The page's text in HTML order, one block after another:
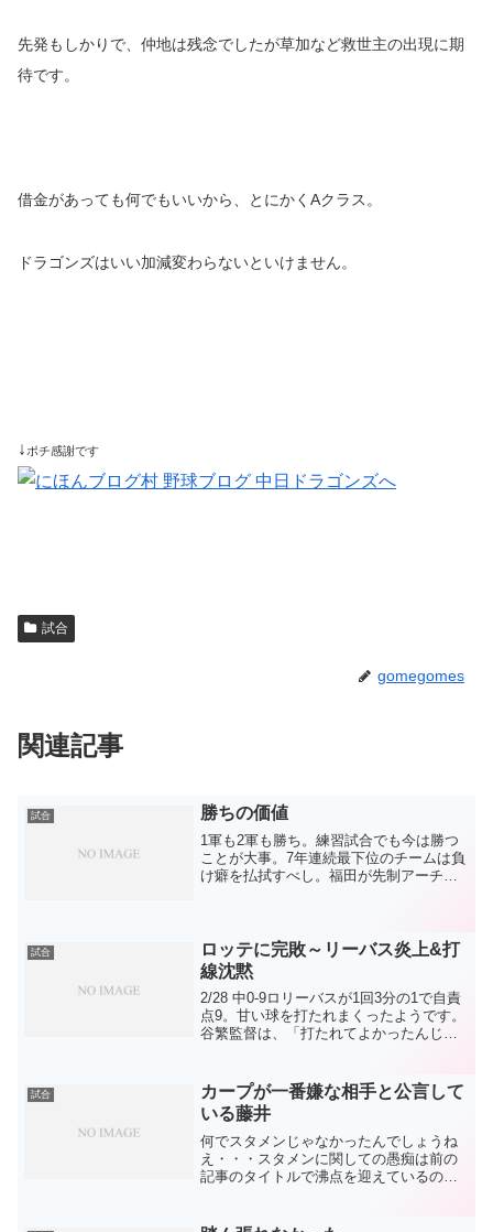
先発もしかりで、仲地は残念でしたが草加など救世主の出現に期
待です。
借金があっても何でもいいから、とにかくAクラス。
ドラゴンズはいい加減変わらないといけません。
↓ ポチ感謝です
試合
gomegomes
関連記事
試合 勝ちの価値
1軍も2軍も勝ち。練習試合でも今は勝つ
ことが大事。7年連続最下位のチームは負
け癖を払拭すべし。福田が先制アーチと
ー！！！）それにしても、チー...
試合
ロッテに完敗～リーバス炎上&打
線沈黙
2/28 中0-9ロリーバスが1回3分の1で自責
点9。甘い球を打たれまくったようです。
谷繁監督は、「打たれてよかったんじゃ
かったと反省していたようなので、これ
を良い薬にし...
試合
カープが一番嫌な相手と公言して
いる藤井
何でスタメンじゃなかったんでしょうね
え・・・スタメンに関しての愚痴は前の
記事のタイトルで沸点を迎えているので